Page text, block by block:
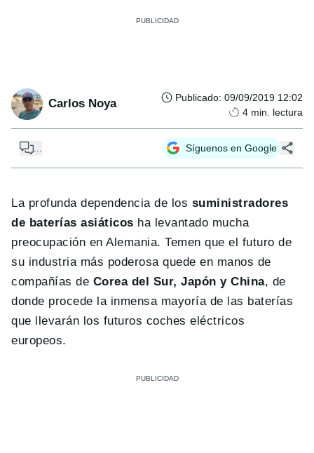
Carlos Noya Publicado: 09/09/2019 12:02
4 min. lectura
Síguenos en Google
La profunda dependencia de los suministradores
de baterías asiáticos ha levantado mucha
preocupación en Alemania. Temen que el futuro de
su industria más poderosa quede en manos de
compañías de Corea del Sur, Japón y China, de
donde procede la inmensa mayoría de las baterías
que llevarán los futuros coches eléctricos
europeos.